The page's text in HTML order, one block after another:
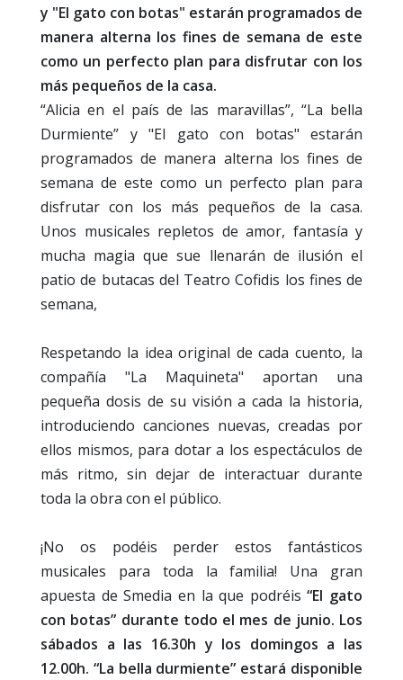
y "El gato con botas" estarán programados de
manera alterna los fines de semana de este
como un perfecto plan para disfrutar con los
más pequeños de la casa.
“Alicia en el país de las maravillas”, “La bella
Durmiente” y "El gato con botas" estarán
programados de manera alterna los fines de
semana de este como un perfecto plan para
disfrutar con los más pequeños de la casa.
Unos musicales repletos de amor, fantasía y
mucha magia que sue llenarán de ilusión el
patio de butacas del Teatro Cofidis los fines de
semana,
Respetando la idea original de cada cuento, la
compañía "La Maquineta" aportan una
pequeña dosis de su visión a cada la historia,
introduciendo canciones nuevas, creadas por
ellos mismos, para dotar a los espectáculos de
más ritmo, sin dejar de interactuar durante
toda la obra con el público.
¡No os podéis perder estos fantásticos
musicales para toda la familia! Una gran
apuesta de Smedia en la que podréis“El gato
con botas” durante todo el mes de junio. Los
sábados a las 16.30h y los domingos a las
12.00h. “La bella durmiente” estará disponible